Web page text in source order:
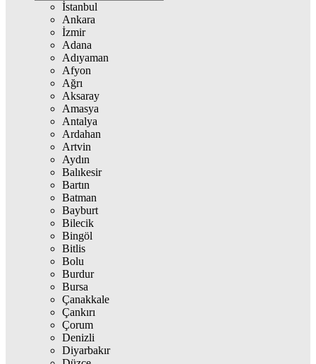
İstanbul
Ankara
İzmir
Adana
Adıyaman
Afyon
Ağrı
Aksaray
Amasya
Antalya
Ardahan
Artvin
Aydın
Balıkesir
Bartın
Batman
Bayburt
Bilecik
Bingöl
Bitlis
Bolu
Burdur
Bursa
Çanakkale
Çankırı
Çorum
Denizli
Diyarbakır